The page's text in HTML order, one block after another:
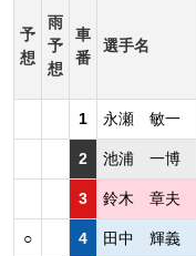
予
想
雨
予
想
車
番
選手名
1 永瀬 敏一
2 池浦 一博
3 鈴木 章夫
○ 4 田中 輝義